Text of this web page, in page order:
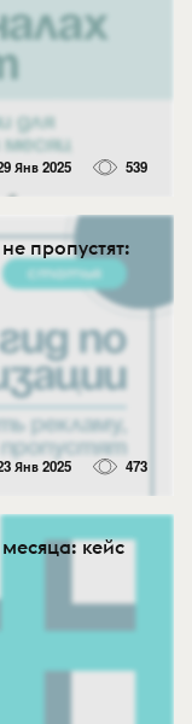
Янв 2025 539
пропустят:
Янв 2025 473
кейс